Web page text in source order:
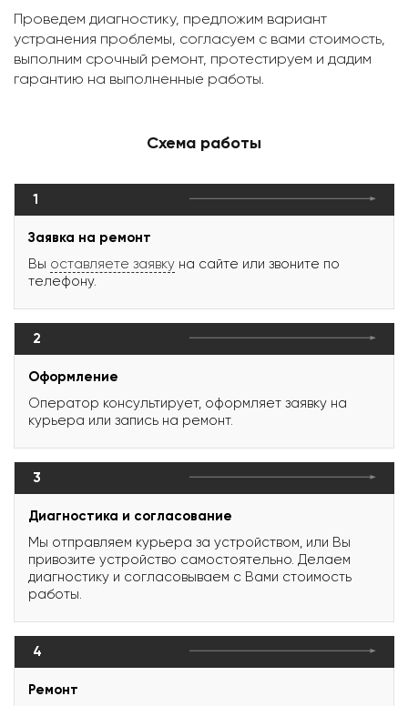
Проведем диагностику, предложим вариант
устранения проблемы, согласуем с вами стоимость,
выполним срочный ремонт, протестируем и дадим
гарантию на выполненные работы.
Схема работы
1
Заявка на ремонт
Вы оставляете заявку на сайте или звоните по
телефону.
2
Оформление
Оператор консультирует, оформляет заявку на
курьера или запись на ремонт.
3
Диагностика и согласование
Мы отправляем курьера за устройством, или Вы
привозите устройство самостоятельно. Делаем
диагностику и согласовываем с Вами стоимость
работы.
4
Ремонт